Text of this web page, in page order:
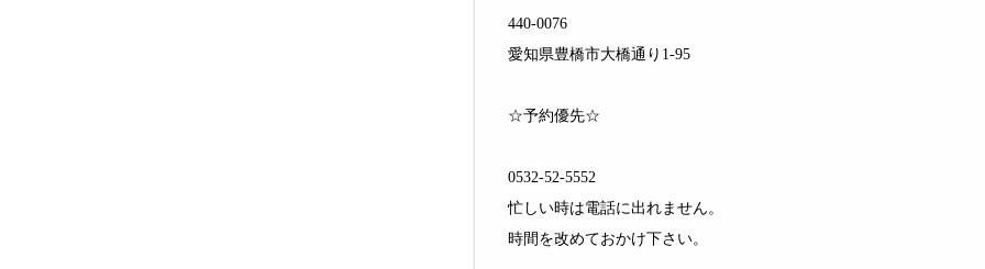
440-0076
愛知県豊橋市大橋通り1-95
☆予約優先☆
0532-52-5552
忙しい時は電話に出れません。
時間を改めておかけ下さい。